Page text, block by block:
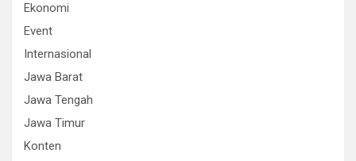
Ekonomi
Event
Internasional
Jawa Barat
Jawa Tengah
Jawa Timur
Konten